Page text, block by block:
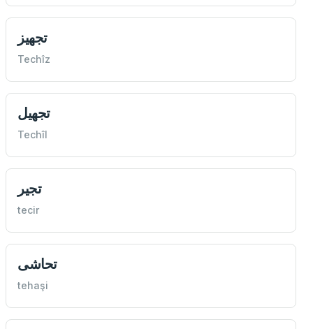
تجهيز
Techîz
تجهيل
Techîl
تجير
tecir
تحاشی
tehaşi